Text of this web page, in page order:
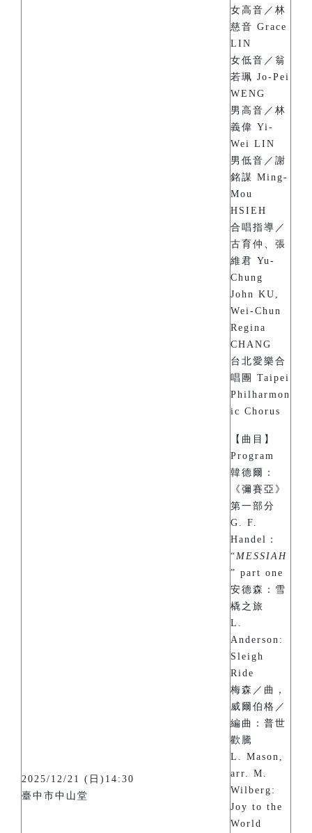
2025/12/21 (日)14:30
臺中市中山堂
女高音／林
慈音 Grace
LIN
女低音／翁
若珮 Jo-Pei
WENG
男高音／林
義偉 Yi-
Wei LIN
男低音／謝
銘謀 Ming-
Mou
HSIEH
合唱指導／
古育仲、張
維君 Yu-
Chung
John KU,
Wei-Chun
Regina
CHANG
台北愛樂合
唱團 Taipei
Philharmon
ic Chorus
【曲目】
Program
韓德爾：
《彌賽亞》
第一部分
G. F.
Handel：
“MESSIAH
” part one
安德森：雪
橇之旅
L.
Anderson:
Sleigh
Ride
梅森／曲，
威爾伯格／
編曲：普世
歡騰
L. Mason,
arr. M.
Wilberg:
Joy to the
World